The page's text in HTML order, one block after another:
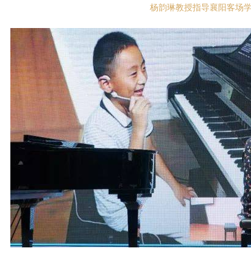
杨韵琳教授指导襄阳客场